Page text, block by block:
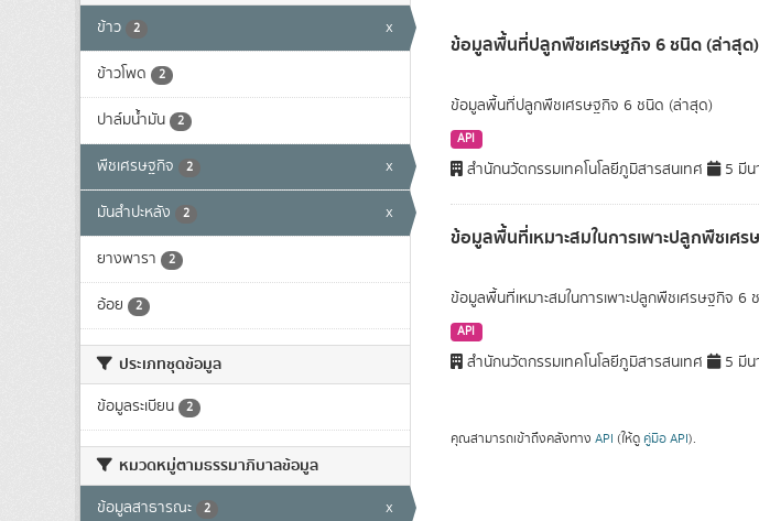
ข้าว 2 x
ข้าวโพด 2
ปาล์มน้ำมัน 2
พืชเศรษฐกิจ 2 x
มันสำปะหลัง 2 x
ยางพารา 2
อ้อย 2
ประเภทชุดข้อมูล
ข้อมูลระเบียน 2
หมวดหมู่ตามธรรมาภิบาลข้อมูล
ข้อมูลสาธารณะ 2 x
ข้อมูลพื้นที่ปลูกพืชเศรษฐกิจ 6 ชนิด (ล่าสุด)
ข้อมูลพื้นที่ปลูกพืชเศรษฐกิจ 6 ชนิด (ล่าสุด)
API
สำนักนวัตกรรมเทคโนโลยีภูมิสารสนเทศ 5 มีน
ข้อมูลพื้นที่เหมาะสมในการเพาะปลูกพืชเศ
ข้อมูลพื้นที่เหมาะสมในการเพาะปลูกพืชเศรษฐกิจ 6
API
สำนักนวัตกรรมเทคโนโลยีภูมิสารสนเทศ 5 มีน
คุณสามารถเข้าถึงคลังทาง API (ให้ดู คู่มือ API).